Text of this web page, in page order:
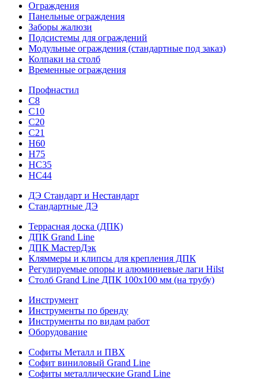
Ограждения
Панельные ограждения
Заборы жалюзи
Подсистемы для ограждений
Модульные ограждения (стандартные под заказ)
Колпаки на столб
Временные ограждения
Профнастил
С8
С10
С20
С21
H60
H75
HС35
НС44
ДЭ Стандарт и Нестандарт
Стандартные ДЭ
Террасная доска (ДПК)
ДПК Grand Line
ДПК МастерДэк
Кляммеры и клипсы для крепления ДПК
Регулируемые опоры и алюминиевые лаги Hilst
Столб Grand Line ДПК 100х100 мм (на трубу)
Инструмент
Инструменты по бренду
Инструменты по видам работ
Оборудование
Софиты Металл и ПВХ
Софит виниловый Grand Line
Софиты металлические Grand Line